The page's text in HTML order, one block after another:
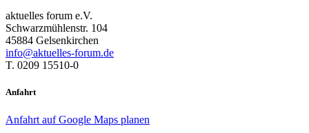
aktuelles forum e.V.
Schwarzmühlenstr. 104
45884 Gelsenkirchen
info@aktuelles-forum.de
T. 0209 15510-0
Anfahrt
Anfahrt auf Google Maps planen